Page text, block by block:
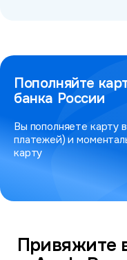
Пополняйте
банка России
Вы пополняете
платежей) и
карту
Привяжите